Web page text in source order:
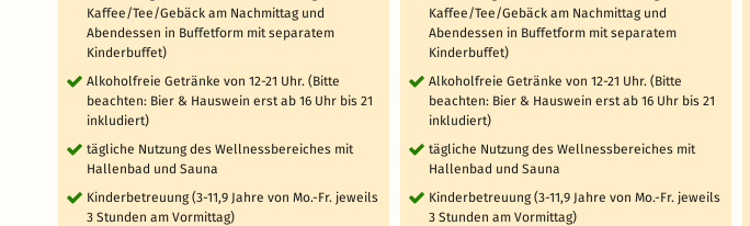
Kaffee/Tee/Gebäck am Nachmittag und
Abendessen in Buffetform mit separatem
Kinderbuffet)
Alkoholfreie Getränke von 12-21 Uhr. (Bitte
beachten: Bier & Hauswein erst ab 16 Uhr bis 21
inkludiert)
tägliche Nutzung des Wellnessbereiches mit
Hallenbad und Sauna
Kinderbetreuung (3-11,9 Jahre von Mo.-Fr. jeweils
3 Stunden am Vormittag)
Kaffee/Tee/Gebäck am Nachmittag und
Abendessen in Buffetform mit separatem
Kinderbuffet)
Alkoholfreie Getränke von 12-21 Uhr. (Bitte
beachten: Bier & Hauswein erst ab 16 Uhr bis 21
inkludiert)
tägliche Nutzung des Wellnessbereiches mit
Hallenbad und Sauna
Kinderbetreuung (3-11,9 Jahre von Mo.-Fr. jeweils
3 Stunden am Vormittag)